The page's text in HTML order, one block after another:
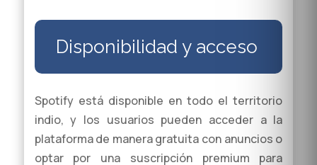
Disponibilidad y acceso
Spotify está disponible en todo el territorio
indio, y los usuarios pueden acceder a la
plataforma de manera gratuita con anuncios o
optar por una suscripción premium para